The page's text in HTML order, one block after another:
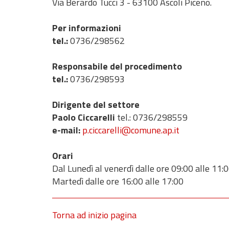
Per informazioni
tel.:0736/298562
Responsabile del procedimento
tel.:0736/298593
Dirigente del settore
Paolo Ciccarelli tel.: 0736/298559
e-mail:p.ciccarelli@comune.ap.it
Orari
Dal Lunedì al venerdì dalle ore 09:00 alle
Martedì dalle ore 16:00 alle 17:00
Torna ad inizio pagina